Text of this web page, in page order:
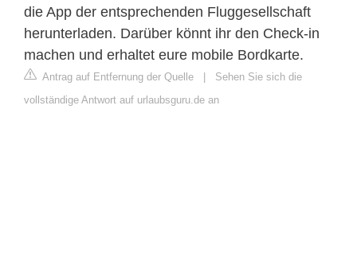
die App der entsprechenden Fluggesellschaft
herunterladen. Darüber könnt ihr den Check-in
machen und erhaltet eure mobile Bordkarte.
Antrag auf Entfernung der Quelle
Sehen Sie sich die
vollständige Antwort auf urlaubsguru.de an